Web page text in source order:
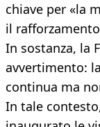
chiave per «la
il
In sostanza, la
avvertimento:
continua ma
In tale